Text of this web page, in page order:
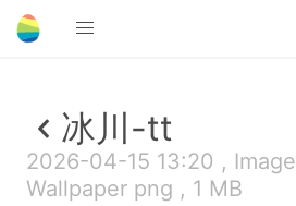
冰川-tt
2026-04-15 13:20 , Image
Wallpaper png , 1 MB